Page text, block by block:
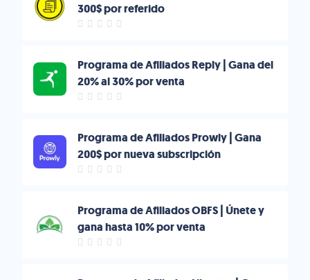
300$ por referido
Programa de Afiliados Reply | Gana del
20% al 30% por venta
Programa de Afiliados Prowly | Gana
200$ por nueva subscripción
Programa de Afiliados OBFS | Únete y
gana hasta 10% por venta